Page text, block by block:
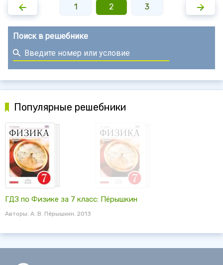
1
2 3
Поиск в решебнике
Популярные решебники
ГДЗ по Физике за 7 класс: Пёрышкин
Авторы: А. В. Пёрышкин. 2013